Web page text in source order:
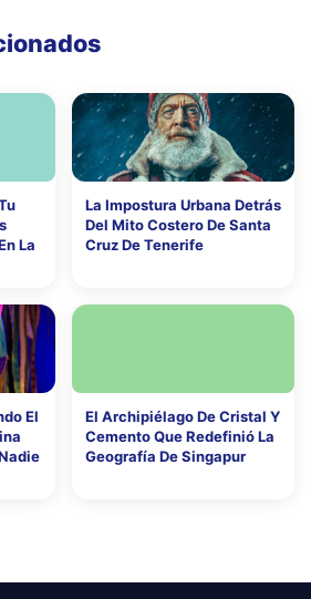
La
La Impostura Urbana Detrás
Del Mito Costero De Santa
Cruz De Tenerife
El
El Archipiélago De Cristal Y
Cemento Que Redefinió La
Geografía De Singapur